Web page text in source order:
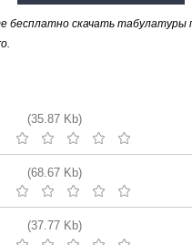
ИСПОЛНИТЕЛЯ "NX ZERO"
скачать табулатуры
(35.87 Kb)
(68.67 Kb)
(37.77 Kb)